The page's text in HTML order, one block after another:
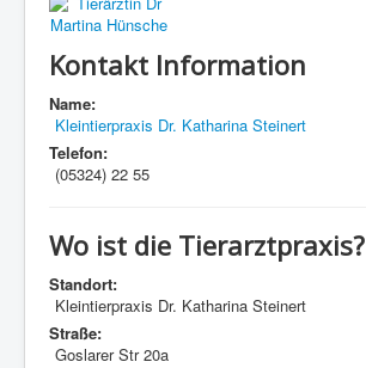
Kontakt Information
Name:
Kleintierpraxis Dr. Katharina Steinert
Telefon:
(05324) 22 55
Wo ist die Tierarztpraxis?
Standort:
Kleintierpraxis Dr. Katharina Steinert
Straße:
Goslarer Str 20a